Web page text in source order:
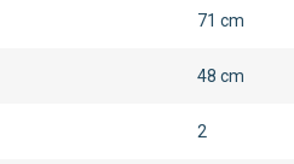
71 cm
48 cm
2